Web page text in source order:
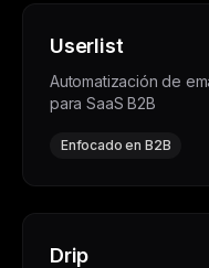
Userlist
Automatización de
para SaaS B2B
Enfocado en B2B
Drip